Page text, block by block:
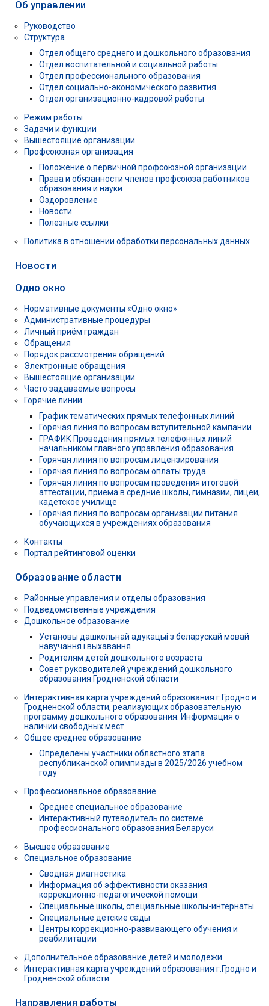
Об управлении
Руководство
Структура
Отдел общего среднего и дошкольного образования
Отдел воспитательной и социальной работы
Отдел профессионального образования
Отдел социально-экономического развития
Отдел организационно-кадровой работы
Режим работы
Задачи и функции
Вышестоящие организации
Профсоюзная организация
Положение о первичной профсоюзной организации
Права и обязанности членов профсоюза работников
образования и науки
Оздоровление
Новости
Полезные ссылки
Политика в отношении обработки персональных данных
Новости
Одно окно
Нормативные документы «Одно окно»
Административные процедуры
Личный приём граждан
Обращения
Порядок рассмотрения обращений
Электронные обращения
Вышестоящие организации
Часто задаваемые вопросы
Горячие линии
График тематических прямых телефонных линий
Горячая линия по вопросам вступительной кампании
ГРАФИК Проведения прямых телефонных линий
начальником главного управления образования
Горячая линия по вопросам лицензирования
Горячая линия по вопросам оплаты труда
Горячая линия по вопросам проведения итоговой
аттестации, приема в средние школы, гимназии, лицеи,
кадетское училище
Горячая линия по вопросам организации питания
обучающихся в учреждениях образования
Контакты
Портал рейтинговой оценки
Образование области
Районные управления и отделы образования
Подведомственные учреждения
Дошкольное образование
Установы дашкольнай адукацыі з беларускай мовай
навучання і выхавання
Родителям детей дошкольного возраста
Совет руководителей учреждений дошкольного
образования Гродненской области
Интерактивная карта учреждений образования г.Гродно и
Гродненской области, реализующих образовательную
программу дошкольного образования. Информация о
наличии свободных мест
Общее среднее образование
Определены участники областного этапа
республиканской олимпиады в 2025/2026 учебном
году
Профессиональное образование
Среднее специальное образование
Интерактивный путеводитель по системе
профессионального образования Беларуси
Высшее образование
Специальное образование
Сводная диагностика
Информация об эффективности оказания
коррекционно-педагогической помощи
Специальные школы, специальные школы-интернаты
Специальные детские сады
Центры коррекционно-развивающего обучения и
реабилитации
Дополнительное образование детей и молодежи
Интерактивная карта учреждений образования г.Гродно и
Гродненской области
Направления работы